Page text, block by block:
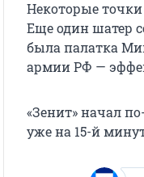
Некоторые
Еще один шатер
была палатка
армии РФ —
«Зенит» начал
уже на 15-й